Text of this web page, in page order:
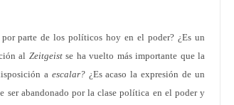
por parte de los políticos hoy en el poder? ¿Es un
al Zeitgeistse ha vuelto más importante que la
a escalar? ¿Es acaso la expresión de un
ser abandonado por la clase política en el poder y